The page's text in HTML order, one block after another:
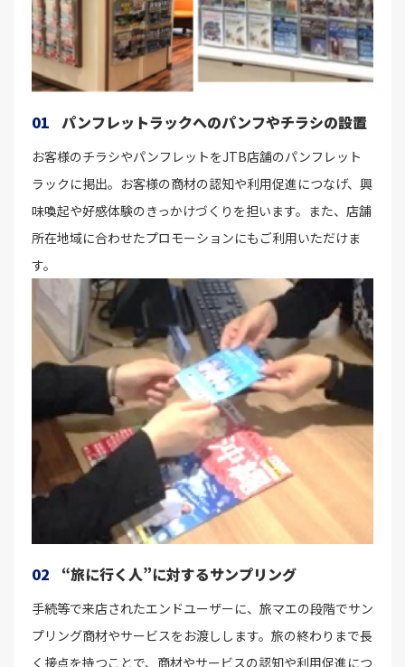
01 パンフレットラックへのパンフやチラシの設置
お客様のチラシやパンフレットをJTB店舗のパンフレット
ラックに掲出。お客様の商材の認知や利用促進につなげ、興
味喚起や好感体験のきっかけづくりを担います。また、店舗
所在地域に合わせたプロモーションにもご利用いただけま
す。
02 “旅に行く人”に対するサンプリング
手続等で来店されたエンドユーザーに、旅マエの段階でサン
プリング商材やサービスをお渡しします。旅の終わりまで長
く接点を持つことで、商材やサービスの認知や利用促進につ